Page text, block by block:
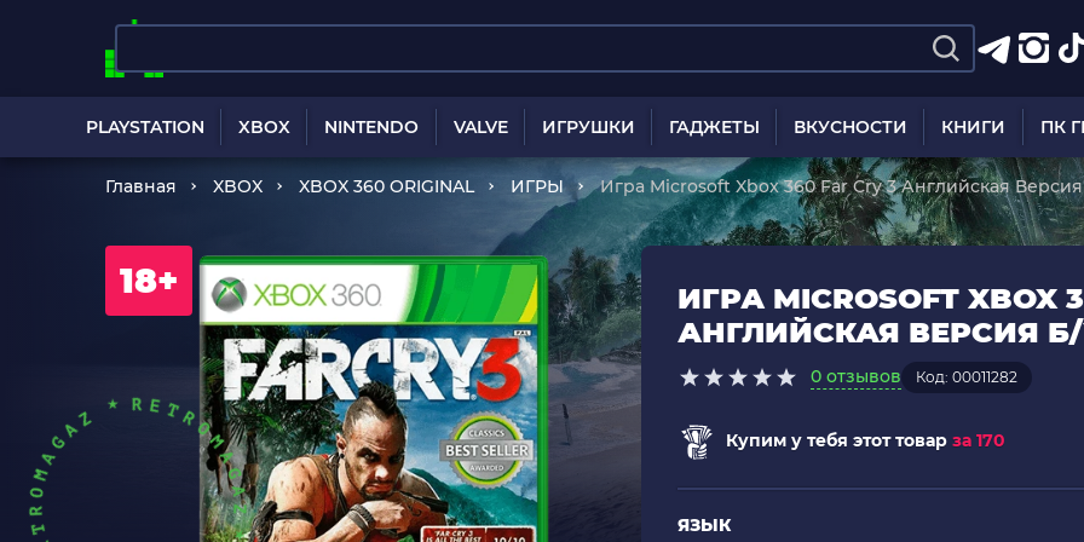
PLAYSTATION XBOX NINTENDO VALVE ИГРУШКИ ГАДЖЕТЫ ВКУСНОСТИ КНИГИ ПК
Главная XBOX XBOX 360 ORIGINAL ИГРЫ Игра Microsoft Xbox 360 Far Cry 3 Английская
18+
ИГРА MICROSOFT XBOX
АНГЛИЙСКАЯ ВЕРСИЯ
0 отзывов Код: 00011282
Купим у тебя этот товар за 170
ЯЗЫК